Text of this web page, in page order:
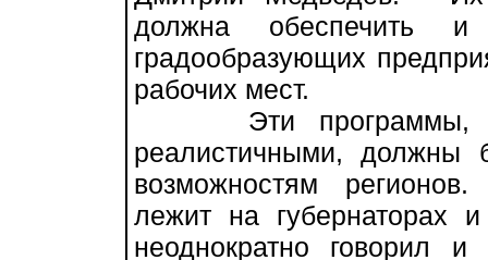
должна обеспечить и
градообразующих
рабочих мест.
Эти программы, по
реалистичными, должны
возможностям
лежит на губернаторах
неоднократно говорил